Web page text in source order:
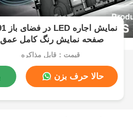
صفحه نمایش رنگ کامل عمق 7680 هرتز نرخ تجدید
قیمت：قابل مذاکره
حالا حرف بزن